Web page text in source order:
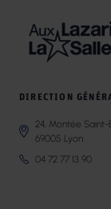
DIRECTION
24, Montée
69005 Lyon
04 72 77 13 90